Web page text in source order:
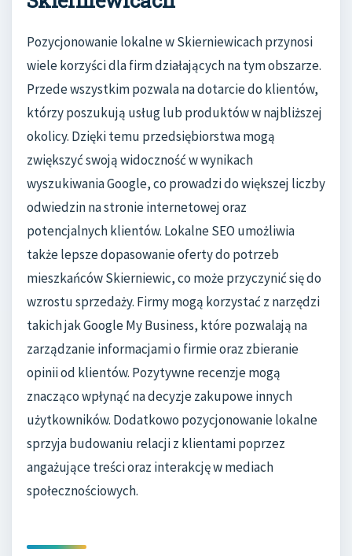
Pozycjonowanie lokalne w Skierniewicach przynosi
wiele korzyści dla firm działających na tym obszarze.
Przede wszystkim pozwala na dotarcie do klientów,
którzy poszukują usług lub produktów w najbliższej
okolicy. Dzięki temu przedsiębiorstwa mogą
zwiększyć swoją widoczność w wynikach
wyszukiwania Google, co prowadzi do większej liczby
odwiedzin na stronie internetowej oraz
potencjalnych klientów. Lokalne SEO umożliwia
także lepsze dopasowanie oferty do potrzeb
mieszkańców Skierniewic, co może przyczynić się do
wzrostu sprzedaży. Firmy mogą korzystać z narzędzi
takich jak Google My Business, które pozwalają na
zarządzanie informacjami o firmie oraz zbieranie
opinii od klientów. Pozytywne recenzje mogą
znacząco wpłynąć na decyzje zakupowe innych
użytkowników. Dodatkowo pozycjonowanie lokalne
sprzyja budowaniu relacji z klientami poprzez
angażujące treści oraz interakcję w mediach
społecznościowych.